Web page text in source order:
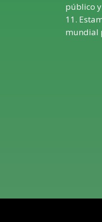
público
mundial